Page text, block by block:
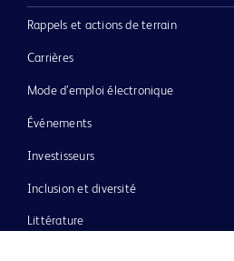
Rappels et actions de terrain
Carrières
Mode d’emploi électronique
Événements
Investisseurs
Inclusion et diversité
Littérature